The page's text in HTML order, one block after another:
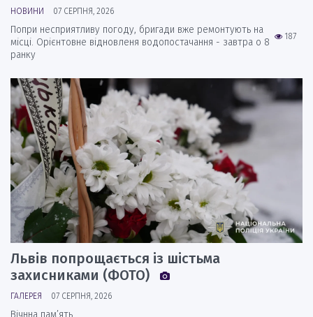
НОВИНИ 07 СЕРПНЯ, 2026
187
Попри несприятливу погоду, бригади вже ремонтують на
місці. Орієнтовне відновленя водопостачання - завтра о 8
ранку
Львів попрощається із шістьма
захисниками (ФОТО)
ГАЛЕРЕЯ 07 СЕРПНЯ, 2026
Вічнна пам’ять